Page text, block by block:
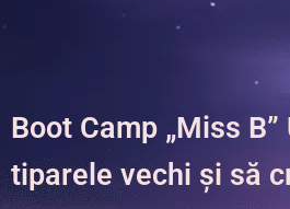
Boot Camp „Miss
tiparele vechi și să